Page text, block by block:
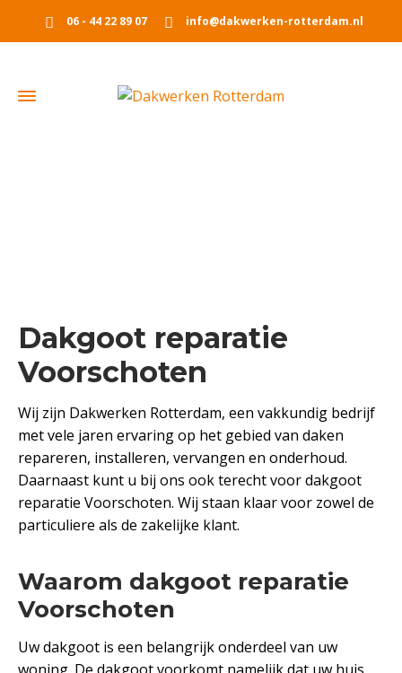
06 - 44 22 89 07 info@dakwerken-rotterdam.nl
Dakgoot reparatie
Voorschoten
Wij zijn Dakwerken Rotterdam, een vakkundig bedrijf
met vele jaren ervaring op het gebied van daken
repareren, installeren, vervangen en onderhoud.
Daarnaast kunt u bij ons ook terecht voor dakgoot
reparatie Voorschoten. Wij staan klaar voor zowel de
particuliere als de zakelijke klant.
Waarom dakgoot reparatie
Voorschoten
Uw dakgoot is een belangrijk onderdeel van uw